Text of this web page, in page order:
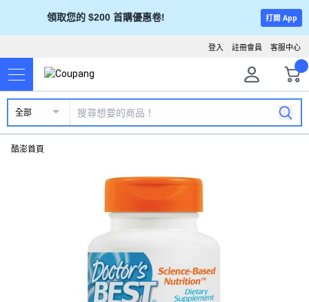
領取您的 $200 首購優惠卷! 打開 App
客服中心
註冊會員
登入
全部
酷澎首頁